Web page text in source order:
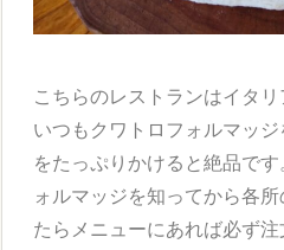
こちらのレストランはイタ
いつもクワトロフォルマッ
をたっぷりかけると絶品で
ォルマッジを知ってから各
たらメニューにあれば必ず